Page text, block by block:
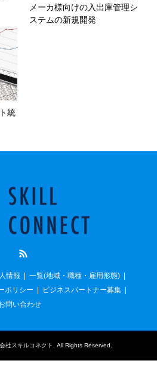
メーカ様向けの入出庫管理シ
ステムの新規開発
統
情報
一覧(地域・職種・雇用形態)
ポリシー
ビジネスパートナー募集
問い合わせ
社スキルコネクト. All Rights Reserved.